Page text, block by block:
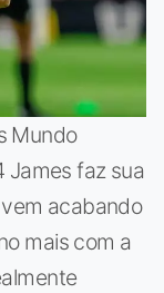
Mundo
James faz sua
acabando
mais com a